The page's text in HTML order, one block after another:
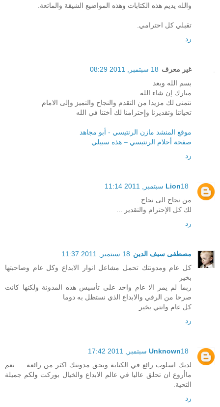
والله يديم هذه الكتابات وهذه المواضيع الشيقة والماتعة.
تقبلي كل احترامي.
رد
غير معرف 18 سبتمبر, 2011 08:29
بسم الله وبعد
مبارك إن شاء الله
نتمنى لك مزيدا من التقدم والنجاح والتميز وإلى الامام
تحياتنا وتقديرنا وإحترامنا لك أختنا في الله
موقع المنشد مازن الرنتيسي - أبو مجاهد
صفحة أحلام الرنتيسي – هذه سبيلي
رد
Lion18 سبتمبر, 2011 11:14
من نجاح الى نجاح .
لك كل الإحترام والتقدير ...
رد
مصطفى سيف الدين 18 سبتمبر, 2011 11:37
كل عام ومدونتك تحمل مشاعل انوار الابداع وكل عام وصاحبتها
بخير
ربما لم يمر الا عام واحد على تأسيس هذه المدونة ولكنها كانت
صرحا من الرقي والابداع الذي نستظل به دوما
كل عام وانتي بخير
رد
Unknown18 سبتمبر, 2011 17:42
لديك اسلوب رائع في الكتابة وبحق مدونتك اكثر من رائعة......نعم
ماأروع ان تحلق عاليا في عالم الابداع والخيال بوركت ولكم جميلة
التحية.
رد